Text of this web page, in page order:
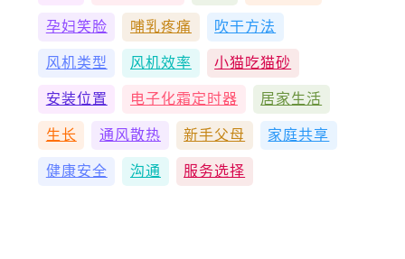
孕妇笑脸 哺乳疼痛 吹干方法
风机类型 风机效率 小猫吃猫砂
安装位置 电子化霜定时器 居家生活
生长 通风散热 新手父母 家庭共享
健康安全 沟通 服务选择